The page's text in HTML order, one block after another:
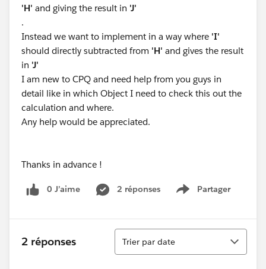
'H' and giving the result in 'J'
.
Instead we want to implement in a way where 'I'
should directly subtracted from 'H' and gives the result
in 'J'
I am new to CPQ and need help from you guys in
detail like in which Object I need to check this out the
calculation and where.
Any help would be appreciated.
Thanks in advance !
0 J’aime 2 réponses Partager
Show menu
2 réponses
Tri
Trier par date